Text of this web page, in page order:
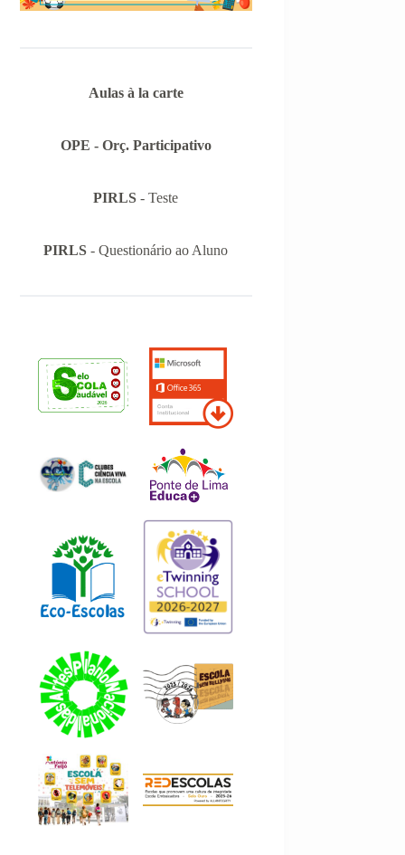
Aulas à la carte
OPE - Orç. Participativo
PIRLS - Teste
PIRLS - Questionário ao Aluno